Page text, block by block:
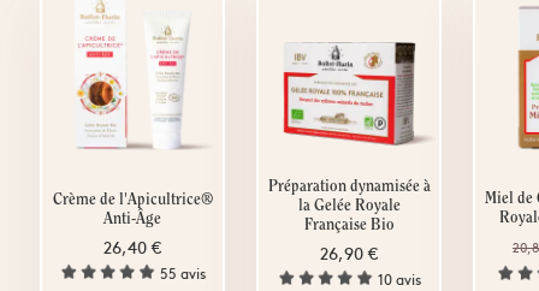
Crème de l'Apicultrice®
Anti-Âge
26,40 €
55 avis
Préparation dynamisée à
la Gelée Royale
Française Bio
26,90 €
10 avis
Miel de